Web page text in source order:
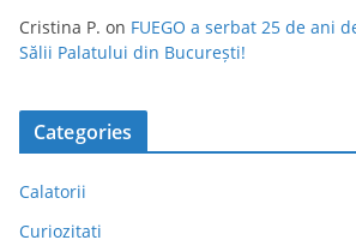
Cristina P. on FUEGO a serbat 25 de ani
Sălii Palatului din București!
Categories
Calatorii
Curiozitati